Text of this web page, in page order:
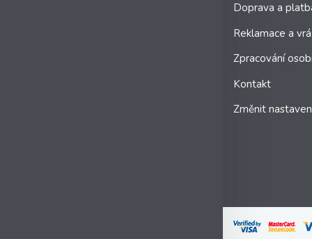
Doprava a
Reklamace a
Zpracování
Kontakt
Změnit